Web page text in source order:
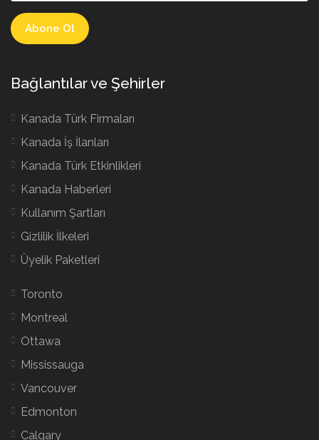
Bağlantılar ve Şehirler
Kanada Türk Firmaları
Kanada İş İlanları
Kanada Türk Etkinlikleri
Kanada Haberleri
Kullanım Şartları
Gizlilik İlkeleri
Üyelik Paketleri
Toronto
Montreal
Ottawa
Mississauga
Vancouver
Edmonton
Calgary